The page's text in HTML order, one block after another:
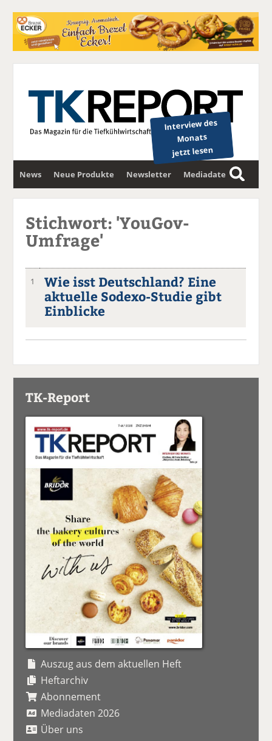
Interview des
Monats
jetzt lesen
News Neue Produkte Newsletter Mediadaten
S
u
Stichwort: 'YouGov-
Umfrage'
1
Wie isst Deutschland? Eine
aktuelle Sodexo-Studie gibt
Einblicke
TK-Report
Auszug aus dem aktuellen Heft
Heftarchiv
Abonnement
Mediadaten 2026
Über uns